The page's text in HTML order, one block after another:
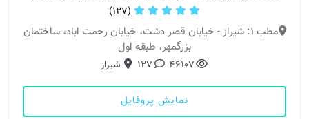
(127)
مطب 1: شیراز - خیابان قصر دشت، خیابان رحمت اباد، ساختمان
بزرگمهر، طبقه اول
46107
127 شیراز
نمایش پروفایل